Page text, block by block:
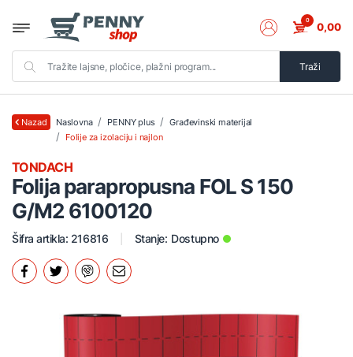
Traži
0 0,00
Nazad Naslovna PENNY plus
Građevinski materijal
Folije za izolaciju i najlon
Folija parapropusna FOL S 150
G/M2 6100120
TONDACH
Šifra artikla: 216816 Stanje: Dostupno